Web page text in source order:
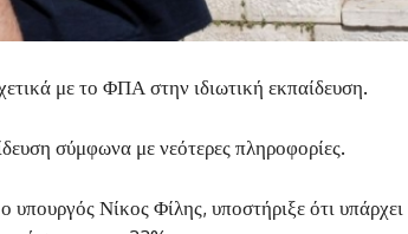
με το ΦΠΑ στην ιδιωτική εκπαίδευση.
σύμφωνα με νεότερες πληροφορίες.
Νίκος Φίλης, υποστήριξε ότι υπάρχει